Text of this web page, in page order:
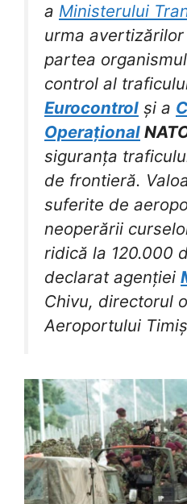
a Ministerului
urma
partea
control al
Eurocontrol și a
Operațional
siguranța
de frontieră.
suferite de
neoperării
ridică la 120.000
declarat agenției
Chivu, directorul
Aeroportului